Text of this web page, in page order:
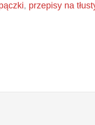
, przepisy na